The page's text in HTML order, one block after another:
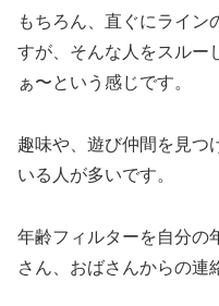
もちろん、直ぐにライン
すが、そんな人をスルー
ぁ〜という感じです。
趣味や、遊び仲間を見つ
いる人が多いです。
年齢フィルターを自分の
さん、おばさんからの連